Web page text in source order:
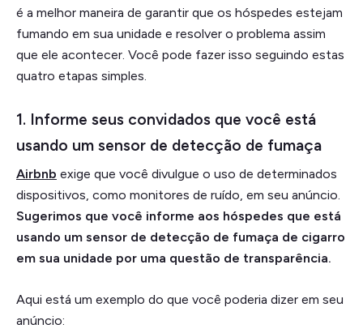
é a melhor maneira de garantir que os hóspedes estejam
fumando em sua unidade e resolver o problema assim
que ele acontecer. Você pode fazer isso seguindo estas
quatro etapas simples.
1. Informe seus convidados que você está
usando um sensor de detecção de fumaça
Airbnb exige que você divulgue o uso de determinados
dispositivos, como monitores de ruído, em seu anúncio.
Sugerimos que você informe aos hóspedes que está
usando um sensor de detecção de fumaça de cigarro
em sua unidade por uma questão de transparência.
Aqui está um exemplo do que você poderia dizer em seu
anúncio: